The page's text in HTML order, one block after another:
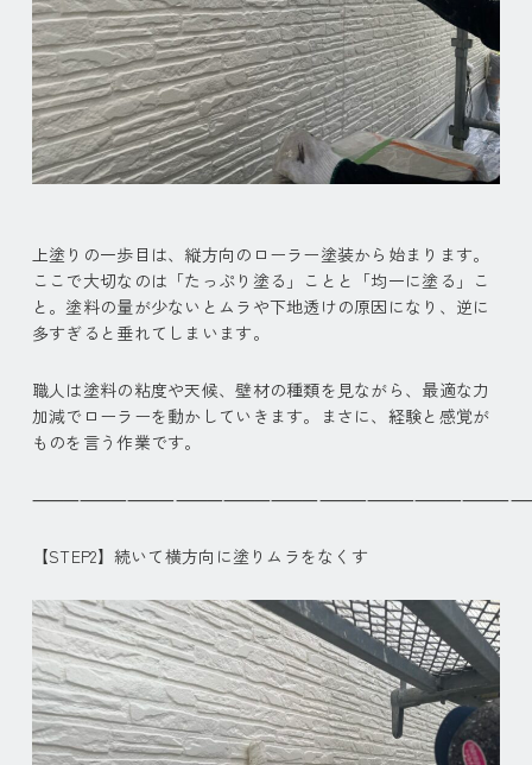
上塗りの一歩目は、縦方向のローラー塗装から始まります。
ここで大切なのは「たっぷり塗る」ことと「均一に塗る」こ
と。塗料の量が少ないとムラや下地透けの原因になり、逆に
多すぎると垂れてしまいます。
職人は塗料の粘度や天候、壁材の種類を見ながら、最適な力
加減でローラーを動かしていきます。まさに、経験と感覚が
ものを言う作業です。
【STEP2】続いて横方向に塗りムラをなくす